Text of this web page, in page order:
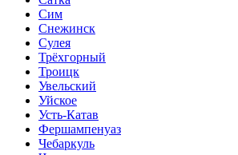
Сим
Снежинск
Сулея
Трёхгорный
Троицк
Увельский
Уйское
Усть-Катав
Фершампенуаз
Чебаркуль